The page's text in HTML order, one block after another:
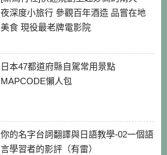
夜深度小旅行 參觀百年酒造 品嘗在地
美食 現役最老牌電影院
日本47都道府縣自駕常用景點
MAPCODE懶人包
你的名字台詞翻譯與日語教學-02一個語
言學習者的影評（有雷）